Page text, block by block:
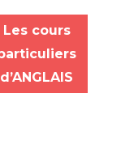
Les cours
d’ANGLAIS